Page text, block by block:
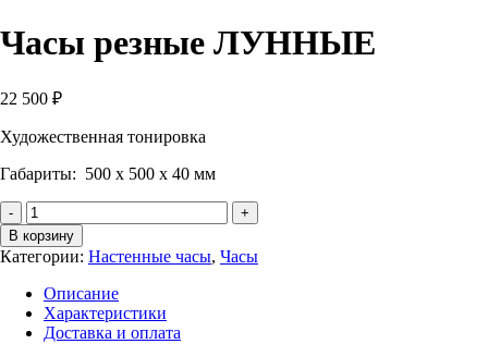
Часы резные ЛУННЫЕ
22 500 ₽
Художественная тонировка
Габариты: 500 х 500 х 40 мм
Количество
Часы
резные
ЛУННЫЕ
В корзину
Категории: Настенные часы, Часы
Описание
Характеристики
Доставка и оплата